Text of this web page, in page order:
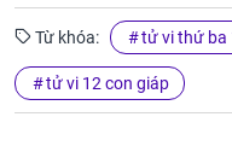
Từ khóa: tử vi thứ
tử vi 12 con giáp